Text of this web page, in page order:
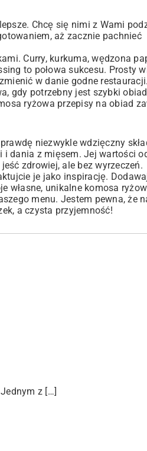
Chcę się nimi z Wami
aż zacznie pachnieć
Curry, kurkuma, wędzona
to połowa sukcesu. Prosty
w danie godne
gdy potrzebny jest szybki
ryżowa przepisy na obiad
niezwykle wdzięczny
i dania z mięsem. Jej wartości
zdrowiej, ale bez wyrzeczeń.
je jako inspirację.
własne, unikalne komosa
menu. Jestem pewna, że
a czysta przyjemność!
z […]